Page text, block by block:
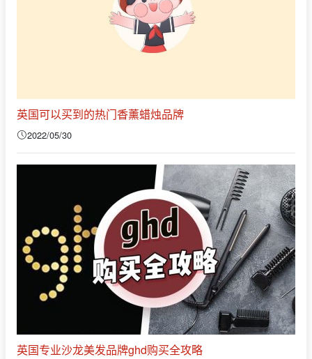
英国可以买到的热门香薰蜡烛品牌
2022/05/30
英国专业沙龙美发品牌ghd购买全攻略